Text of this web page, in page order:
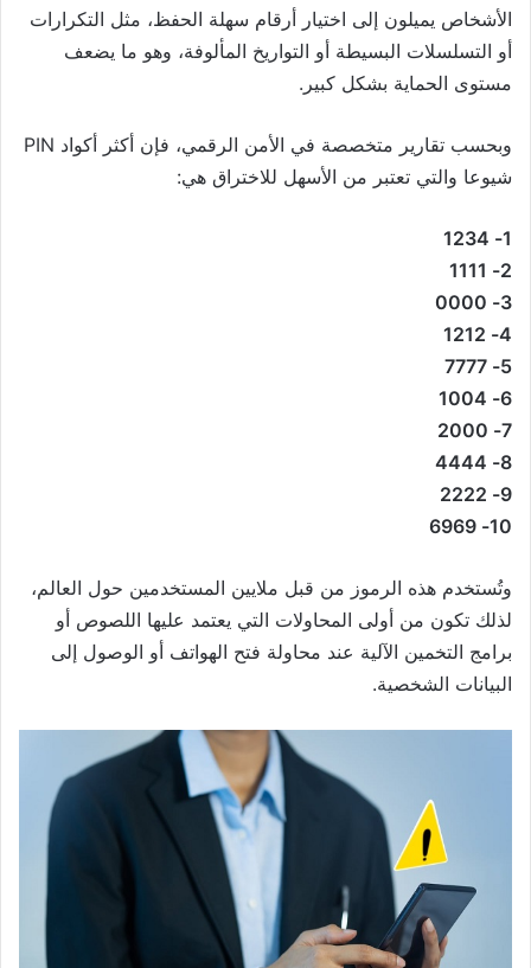
الأشخاص يميلون إلى اختيار أرقام سهلة الحفظ، مثل التكرارات
أو التسلسلات البسيطة أو التواريخ المألوفة، وهو ما يضعف
مستوى الحماية بشكل كبير.
وبحسب تقارير متخصصة في الأمن الرقمي، فإن أكثر أكواد PIN
شيوعا والتي تعتبر من الأسهل للاختراق هي:
1- 1234
2- 1111
3- 0000
4- 1212
5- 7777
6- 1004
7- 2000
8- 4444
9- 2222
10- 6969
وتُستخدم هذه الرموز من قبل ملايين المستخدمين حول العالم،
لذلك تكون من أولى المحاولات التي يعتمد عليها اللصوص أو
برامج التخمين الآلية عند محاولة فتح الهواتف أو الوصول إلى
البيانات الشخصية.